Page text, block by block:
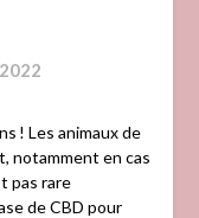
! Les animaux de
notamment en cas
pas rare
de CBD pour